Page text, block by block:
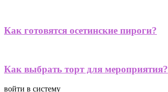
Как готовятся осетинские пироги?
Как выбрать торт для мероприятия?
войти в систему